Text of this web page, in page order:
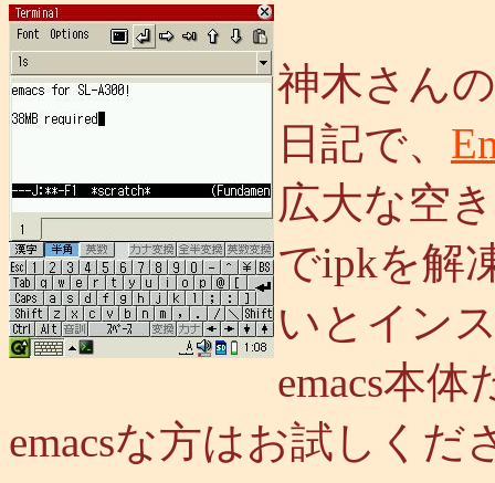
神木さんの
日記で、
広大な空
でipkを解
いとイン
emacs本
emacsな方はお試しくだ